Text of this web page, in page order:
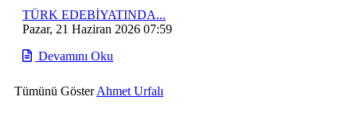
TÜRK EDEBİYATINDA...
Pazar, 21 Haziran 2026 07:59
Devamını Oku
Tümünü GösterAhmet Urfalı